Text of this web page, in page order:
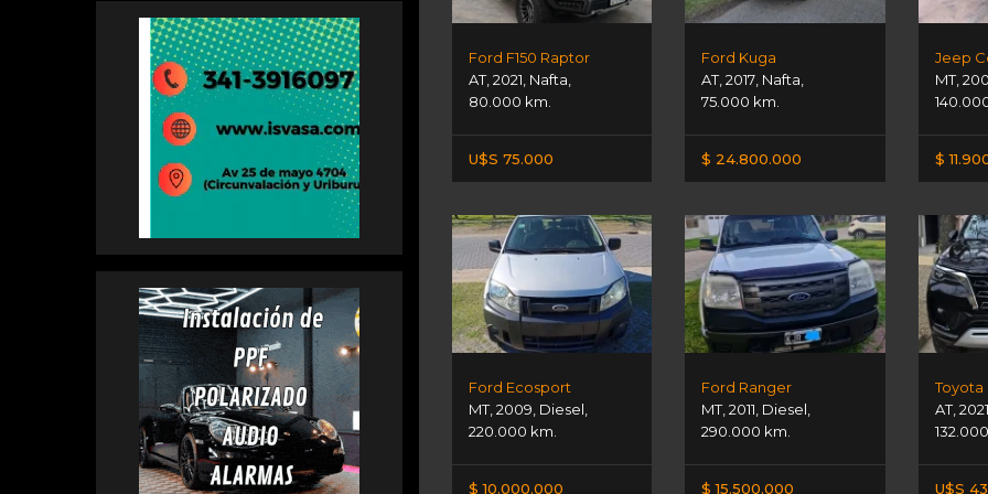
Ford F150 Raptor
AT, 2021 Nafta
80.000 km.
U$S 75.000
Ford Kuga
AT,2017 Nafta
75.000 km.
$ 24.800.000
Jeep
MT,
$
Ford Ecosport
MT, 2009 Diesel
220.000 km.
$ 10.000.000
Ford Ranger
MT,2011 Diesel
290.000 km.
$ 15.500.000
Toyota
AT,
U$S